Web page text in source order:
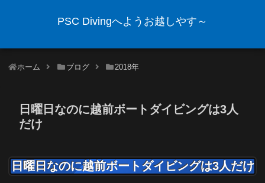
PSC Divingへようお越しやす～
ホーム ブログ 2018年
日曜日なのに越前ボートダイビングは3人
だけ
日曜日なのに越前ボートダイビングは3人だけ